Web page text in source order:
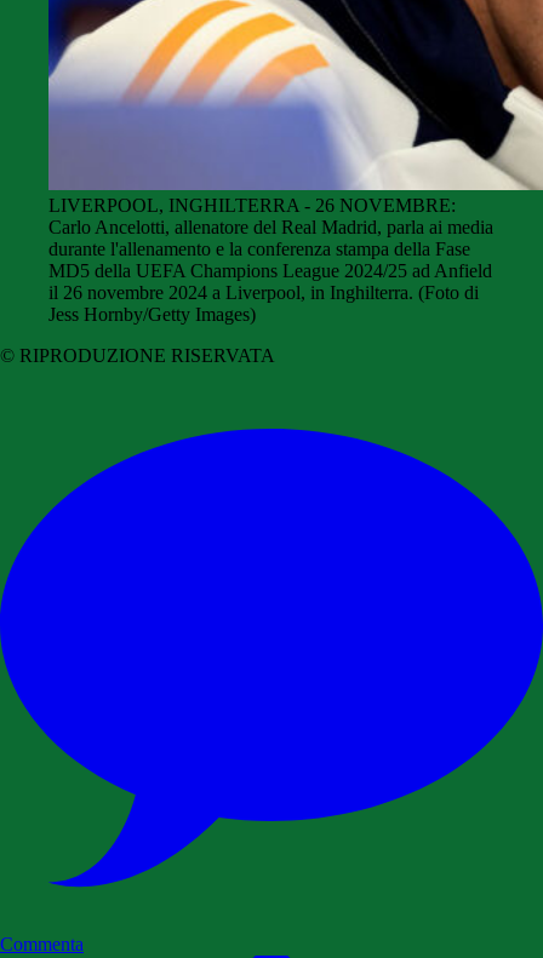
LIVERPOOL, INGHILTERRA - 26 NOVEMBRE:
Carlo Ancelotti, allenatore del Real Madrid, parla ai media
durante l'allenamento e la conferenza stampa della Fase
MD5 della UEFA Champions League 2024/25 ad Anfield
il 26 novembre 2024 a Liverpool, in Inghilterra. (Foto di
Jess Hornby/Getty Images)
© RIPRODUZIONE RISERVATA
Commenta